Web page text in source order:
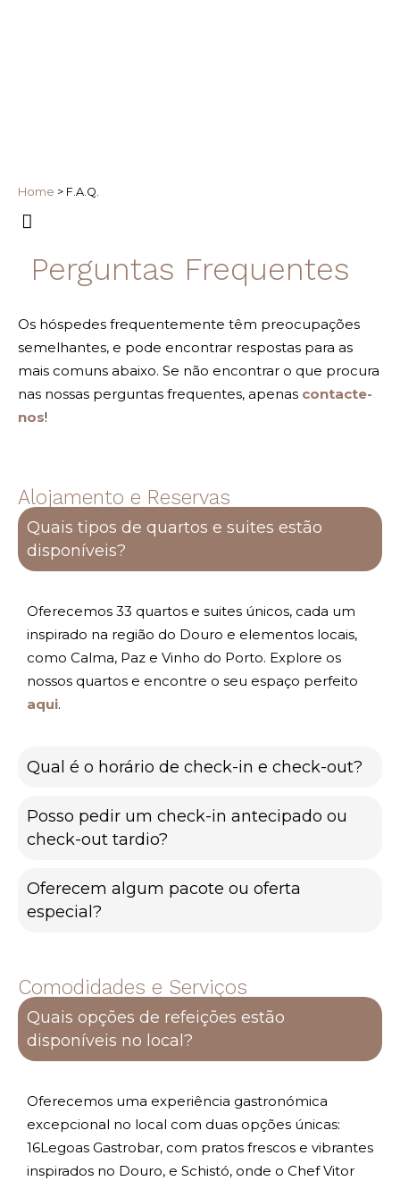
Home > F.A.Q.
Perguntas Frequentes
Os hóspedes frequentemente têm preocupações
semelhantes, e pode encontrar respostas para as
mais comuns abaixo. Se não encontrar o que procura
nas nossas perguntas frequentes, apenas contacte-
nos!
Alojamento e Reservas
Quais tipos de quartos e suites estão
disponíveis?
Oferecemos 33 quartos e suites únicos, cada um
inspirado na região do Douro e elementos locais,
como Calma, Paz e Vinho do Porto. Explore os
nossos quartos e encontre o seu espaço perfeito
aqui.
Qual é o horário de check-in e check-out?
Posso pedir um check-in antecipado ou
check-out tardio?
Oferecem algum pacote ou oferta
especial?
Comodidades e Serviços
Quais opções de refeições estão
disponíveis no local?
Oferecemos uma experiência gastronómica
excepcional no local com duas opções únicas:
16Legoas Gastrobar, com pratos frescos e vibrantes
inspirados no Douro, e Schistó, onde o Chef Vitor